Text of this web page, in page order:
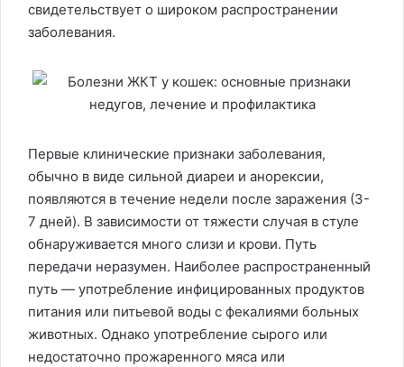
свидетельствует о широком распространении
заболевания.
Первые клинические признаки заболевания,
обычно в виде сильной диареи и анорексии,
появляются в течение недели после заражения (3-
7 дней). В зависимости от тяжести случая в стуле
обнаруживается много слизи и крови. Путь
передачи неразумен. Наиболее распространенный
путь — употребление инфицированных продуктов
питания или питьевой воды с фекалиями больных
животных. Однако употребление сырого или
недостаточно прожаренного мяса или